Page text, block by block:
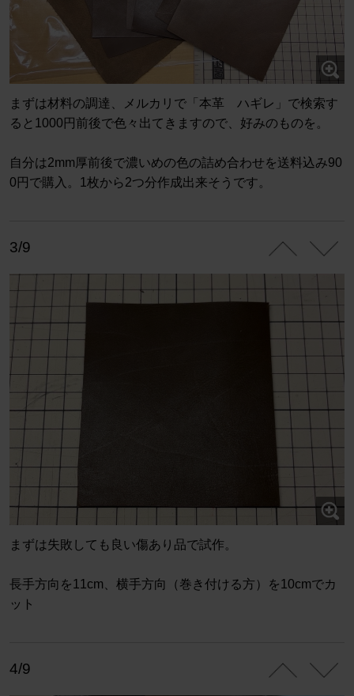
まずは材料の調達、メルカリで「本革 ハギレ」で検索す
ると1000円前後で色々出てきますので、好みのものを。
自分は2mm厚前後で濃いめの色の詰め合わせを送料込み90
0円で購入。1枚から2つ分作成出来そうです。
3/9
まずは失敗しても良い傷あり品で試作。
長手方向を11cm、横手方向（巻き付ける方）を10cmでカ
ット
4/9